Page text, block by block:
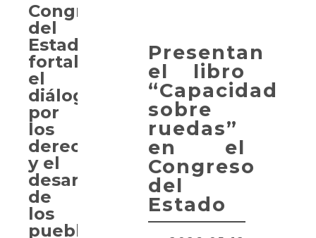
Presentan
el libro
“Capacidad
sobre
ruedas”
en el
Congreso
del
Estado
Congreso
del
Estado
fortalece
el
diálogo
por
los
derechos
y el
desarrollo
de
los
pueblos